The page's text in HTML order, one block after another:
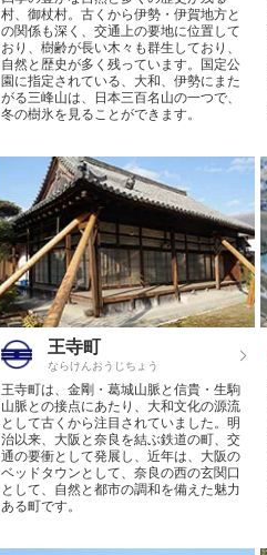
村、御杖村。古くから伊勢・伊賀地方と
の関係も深く、交通上の要地に位置して
おり、樹齢が長い木々も群生しており、
自然と歴史が多く残っています。国定公
園に指定されている、大和、伊勢にまた
がる三峰山は、日本三百名山の一つで、
冬の樹氷を見ることができます。
王寺町
ならけんおうじちょう
王寺町は、金剛・葛城山脈と信貴・生駒
山脈との接点にあたり、大和文化の源流
として古くから注目されていました。明
治以来、大阪と奈良を結ぶ鉄道の町、交
通の要衝として発展し、近年は、大阪の
ベッドタウンとして、奈良の西の玄関口
として、自然と都市の調和を備えた魅力
ある町です。